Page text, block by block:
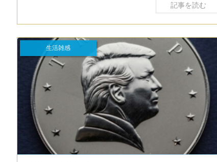
記事を読む
生活雑感